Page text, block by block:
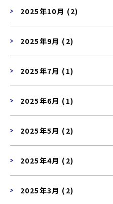
2025年10月 (2)
2025年9月 (2)
2025年7月 (1)
2025年6月 (1)
2025年5月 (2)
2025年4月 (2)
2025年3月 (2)